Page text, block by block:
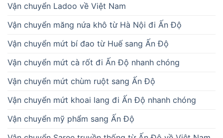
Vận chuyển Ladoo về Việt Nam
Vận chuyển măng nứa khô từ Hà Nội đi Ấn Độ
Vận chuyển mứt bí đao từ Huế sang Ấn Độ
Vận chuyển mứt cà rốt đi Ấn Độ nhanh chóng
Vận chuyển mứt chùm ruột sang Ấn Độ
Vận chuyển mứt khoai lang đi Ấn Độ nhanh chóng
Vận chuyển mỹ phẩm sang Ấn Độ